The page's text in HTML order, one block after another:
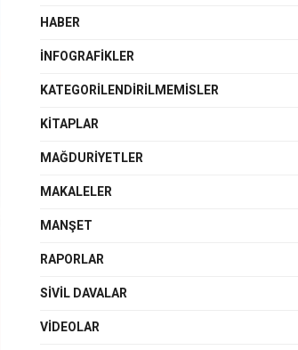
HABER
İNFOGRAFIKLER
KATEGORILENDIRILMEMISLER
KITAPLAR
MAĞDURIYETLER
MAKALELER
MANŞET
RAPORLAR
SIVIL DAVALAR
VIDEOLAR